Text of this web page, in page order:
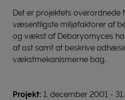
Det er projektets
væsentligste miljøfaktorer af
og vækst af Debaryomyces
af ost samt at beskrive
vækstmekanismerne bag.
Projekt: 1. december 2001 -